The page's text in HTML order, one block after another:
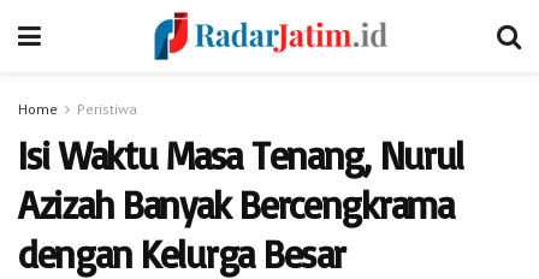
Home Peristiwa
Isi Waktu Masa Tenang, Nurul
Azizah Banyak Bercengkrama
dengan Kelurga Besar